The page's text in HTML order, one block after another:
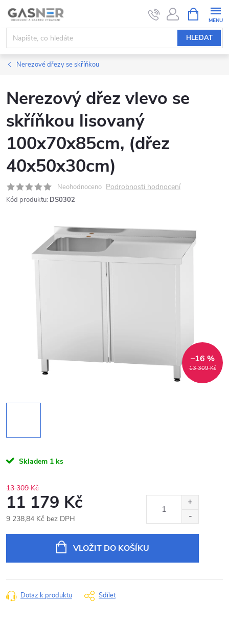
Přejít
obsah
HLEDAT
NÁKUPNÍ
KOŠÍK
Nerezové dřezy se skříňkou
Nerezový dřez vlevo se
skříňkou lisovaný
100x70x85cm, (dřez
40x50x30cm)
Neohodnoceno Podrobnosti hodnocení
Kód produktu: DS0302
13 309 Kč
–16 %
Skladem 1 ks
13 309 Kč
11 179 Kč
9 238,84 Kč bez DPH
VLOŽIT DO KOŠÍKU
Dotaz k produktu Sdílet